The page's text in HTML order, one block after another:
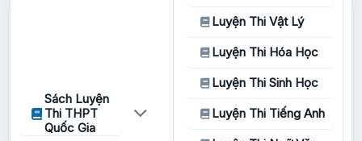
Sách Luyện
Thi THPT
Quốc Gia
Luyện Thi Vật Lý
Luyện Thi Hóa Học
Luyện Thi Sinh Học
Luyện Thi Tiếng Anh